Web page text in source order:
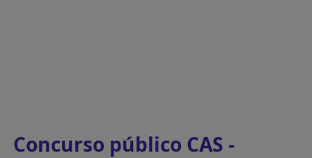
Concurso público CAS -